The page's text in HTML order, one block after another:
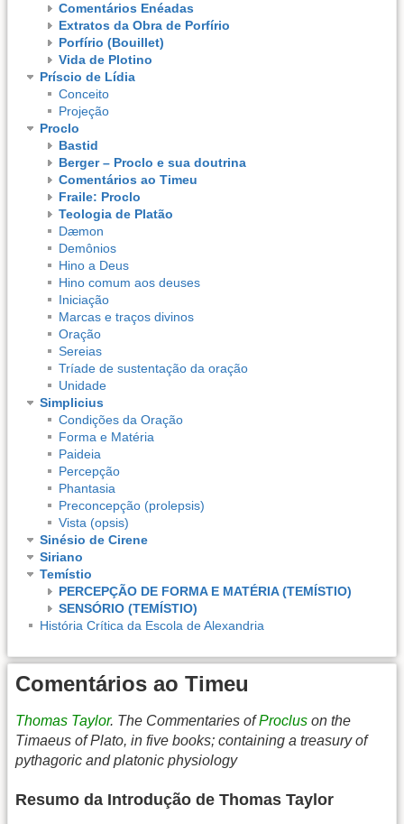
Comentários Enéadas
Extratos da Obra de Porfírio
Porfírio (Bouillet)
Vida de Plotino
Príscio de Lídia
Conceito
Projeção
Proclo
Bastid
Berger – Proclo e sua doutrina
Comentários ao Timeu
Fraile: Proclo
Teologia de Platão
Dæmon
Demônios
Hino a Deus
Hino comum aos deuses
Iniciação
Marcas e traços divinos
Oração
Sereias
Tríade de sustentação da oração
Unidade
Simplicius
Condições da Oração
Forma e Matéria
Paideia
Percepção
Phantasia
Preconcepção (prolepsis)
Vista (opsis)
Sinésio de Cirene
Siriano
Temístio
PERCEPÇÃO DE FORMA E MATÉRIA (TEMÍSTIO)
SENSÓRIO (TEMÍSTIO)
História Crítica da Escola de Alexandria
Comentários ao Timeu
Thomas Taylor. The Commentaries ofProclus on the
Timaeus of Plato, in five books; containing a treasury of
pythagoric and platonic physiology
Resumo da Introdução de Thomas Taylor